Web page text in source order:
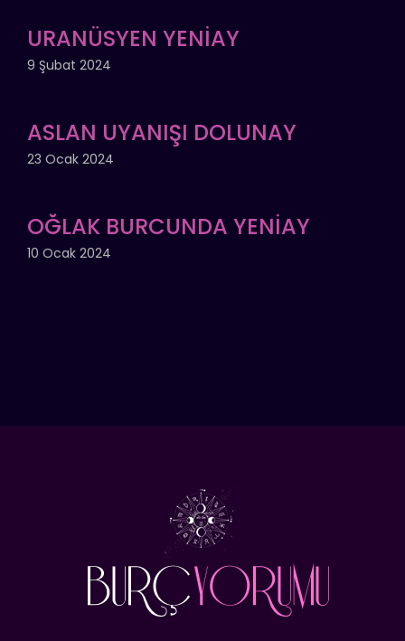
URANÜSYEN YENİAY
9 Şubat 2024
ASLAN UYANIŞI DOLUNAY
23 Ocak 2024
OĞLAK BURCUNDA YENİAY
10 Ocak 2024